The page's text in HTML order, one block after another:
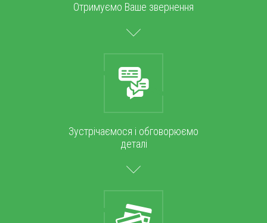
Отримуємо Ваше звернення
Зустрічаємося і обговорюємо
деталі